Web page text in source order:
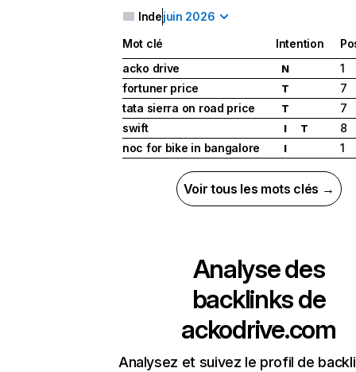
Indejuin 2026
Mot clé Intention
acko drive
N
1
fortuner price
T
7
tata sierra on road price
T
7
swift
I T
8
noc for bike in bangalore
I 1
Voir tous les mots clés →
Analyse des
backlinks de
ackodrive.com
Analysez et suivez le profil de